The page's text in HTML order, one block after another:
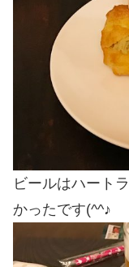
ビールはハート
かったです(^^♪